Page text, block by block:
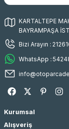
KARTALTEPE
BAYRAMPAŞA
Bizi Arayın :
WhatsApp :
Kurumsal
Alışveriş